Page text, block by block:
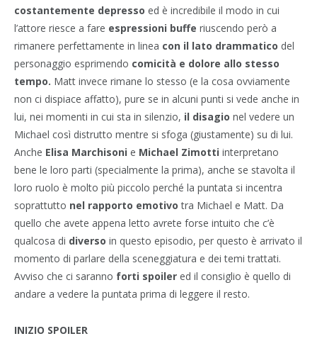
costantemente depresso ed è incredibile il modo in cui
l’attore riesce a fare espressioni buffe riuscendo però a
rimanere perfettamente in linea con il lato drammatico del
personaggio esprimendo comicità e dolore allo stesso
tempo. Matt invece rimane lo stesso (e la cosa ovviamente
non ci dispiace affatto), pure se in alcuni punti si vede anche in
lui, nei momenti in cui sta in silenzio, il disagio nel vedere un
Michael così distrutto mentre si sfoga (giustamente) su di lui.
Anche Elisa Marchisoni e Michael Zimotti interpretano
bene le loro parti (specialmente la prima), anche se stavolta il
loro ruolo è molto più piccolo perché la puntata si incentra
soprattutto nel rapporto emotivo tra Michael e Matt. Da
quello che avete appena letto avrete forse intuito che c’è
qualcosa di diverso in questo episodio, per questo è arrivato il
momento di parlare della sceneggiatura e dei temi trattati.
Avviso che ci saranno forti spoiler ed il consiglio è quello di
andare a vedere la puntata prima di leggere il resto.
INIZIO SPOILER